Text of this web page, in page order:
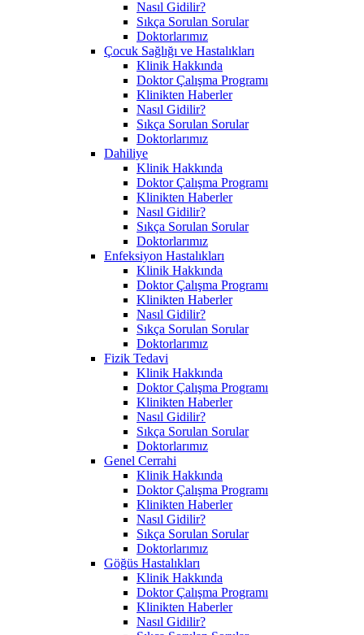
Nasıl Gidilir?
Sıkça Sorulan Sorular
Doktorlarımız
Çocuk Sağlığı ve Hastalıkları
Klinik Hakkında
Doktor Çalışma Programı
Klinikten Haberler
Nasıl Gidilir?
Sıkça Sorulan Sorular
Doktorlarımız
Dahiliye
Klinik Hakkında
Doktor Çalışma Programı
Klinikten Haberler
Nasıl Gidilir?
Sıkça Sorulan Sorular
Doktorlarımız
Enfeksiyon Hastalıkları
Klinik Hakkında
Doktor Çalışma Programı
Klinikten Haberler
Nasıl Gidilir?
Sıkça Sorulan Sorular
Doktorlarımız
Fizik Tedavi
Klinik Hakkında
Doktor Çalışma Programı
Klinikten Haberler
Nasıl Gidilir?
Sıkça Sorulan Sorular
Doktorlarımız
Genel Cerrahi
Klinik Hakkında
Doktor Çalışma Programı
Klinikten Haberler
Nasıl Gidilir?
Sıkça Sorulan Sorular
Doktorlarımız
Göğüs Hastalıkları
Klinik Hakkında
Doktor Çalışma Programı
Klinikten Haberler
Nasıl Gidilir?